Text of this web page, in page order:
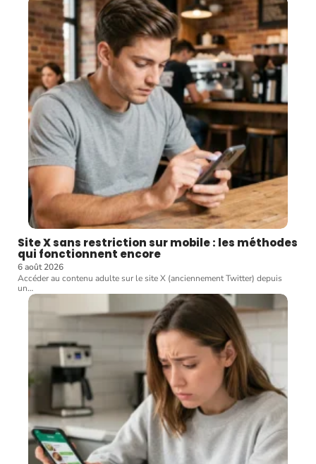
Site X sans restriction sur mobile : les méthodes
qui fonctionnent encore
6 août 2026
Accéder au contenu adulte sur le site X (anciennement Twitter) depuis
un…